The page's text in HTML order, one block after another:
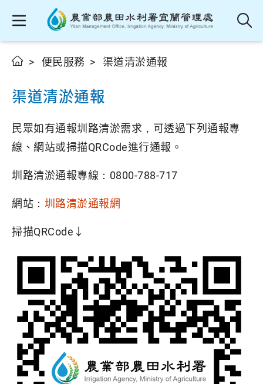
便民服務 渠道清淤通報
渠道清淤通報
民眾如有通報圳路清淤需求，可透過下列通報專
線、網站或掃描QRCode進行通報。
圳路清淤通報專線：0800-788-717
網站： 圳路清淤通報網
掃描QRCode↓